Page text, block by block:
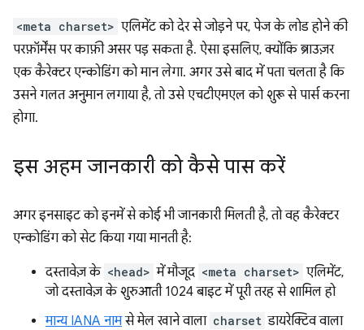
<meta charset> एलिमेंट को देर से जोड़ने पर, पेज के लोड होने की
परफ़ॉर्मेंस पर काफ़ी असर पड़ सकता है. ऐसा इसलिए, क्योंकि ब्राउज़र
एक कैरेक्टर एन्कोडिंग को मान लेगा. अगर उसे बाद में पता चलता है कि
उसने गलत अनुमान लगाया है, तो उसे एचटीएमएल को शुरू से पार्स करना
होगा.
इस अहम जानकारी को कैसे पास करें
अगर इनसाइट को इनमें से कोई भी जानकारी मिलती है, तो वह कैरेक्टर
एन्कोडिंग को सेट किया गया मानती है:
दस्तावेज़ के <head> में मौजूद <meta charset> एलिमेंट,
जो दस्तावेज़ के शुरुआती 1024 बाइट में पूरी तरह से शामिल हो
मान्य IANA नामसे मेल खाने वाला charset डायरेक्टिव वाला